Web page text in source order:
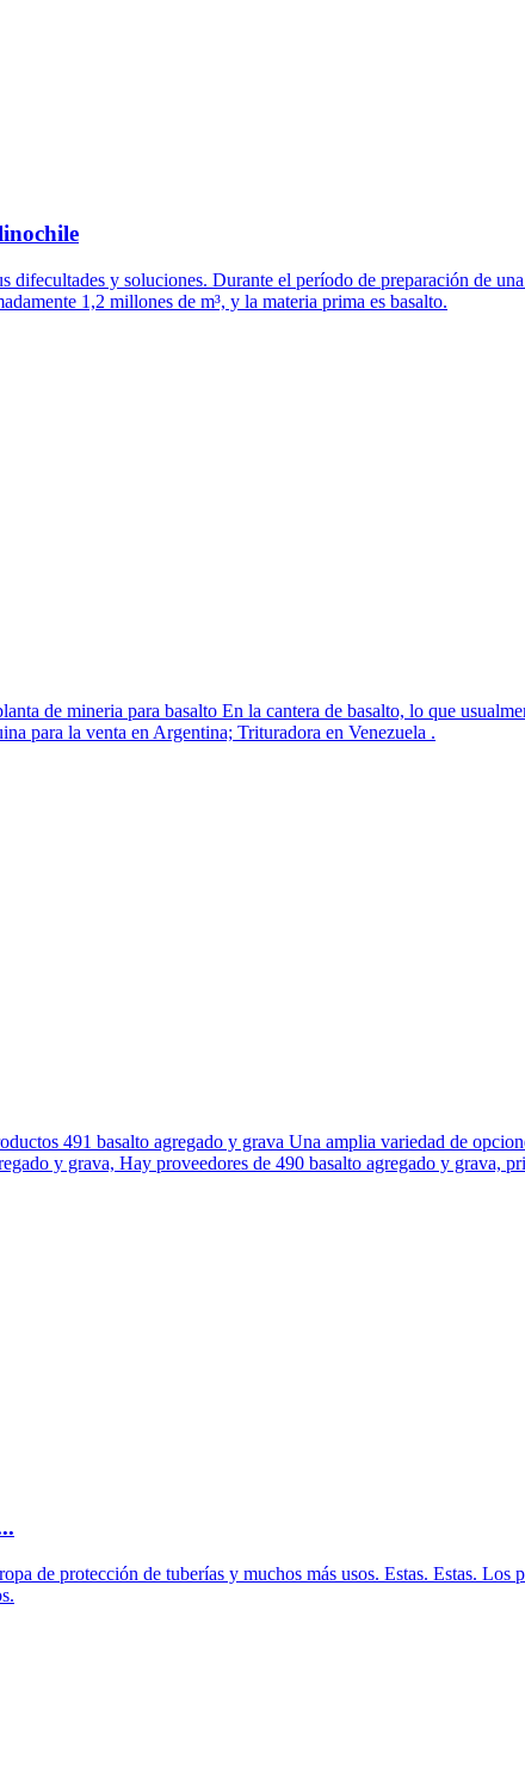
difecultades y soluciones. Durante el período de preparación de
1,2 millones de m³, y la materia prima es basalto.
de mineria para basalto En la cantera de basalto, lo que
para la venta en Argentina; Trituradora en Venezuela .
491 basalto agregado y grava Una amplia variedad de
y grava, Hay proveedores de 490 basalto agregado y grava,
de protección de tuberías y muchos más usos. Estas. Estas.